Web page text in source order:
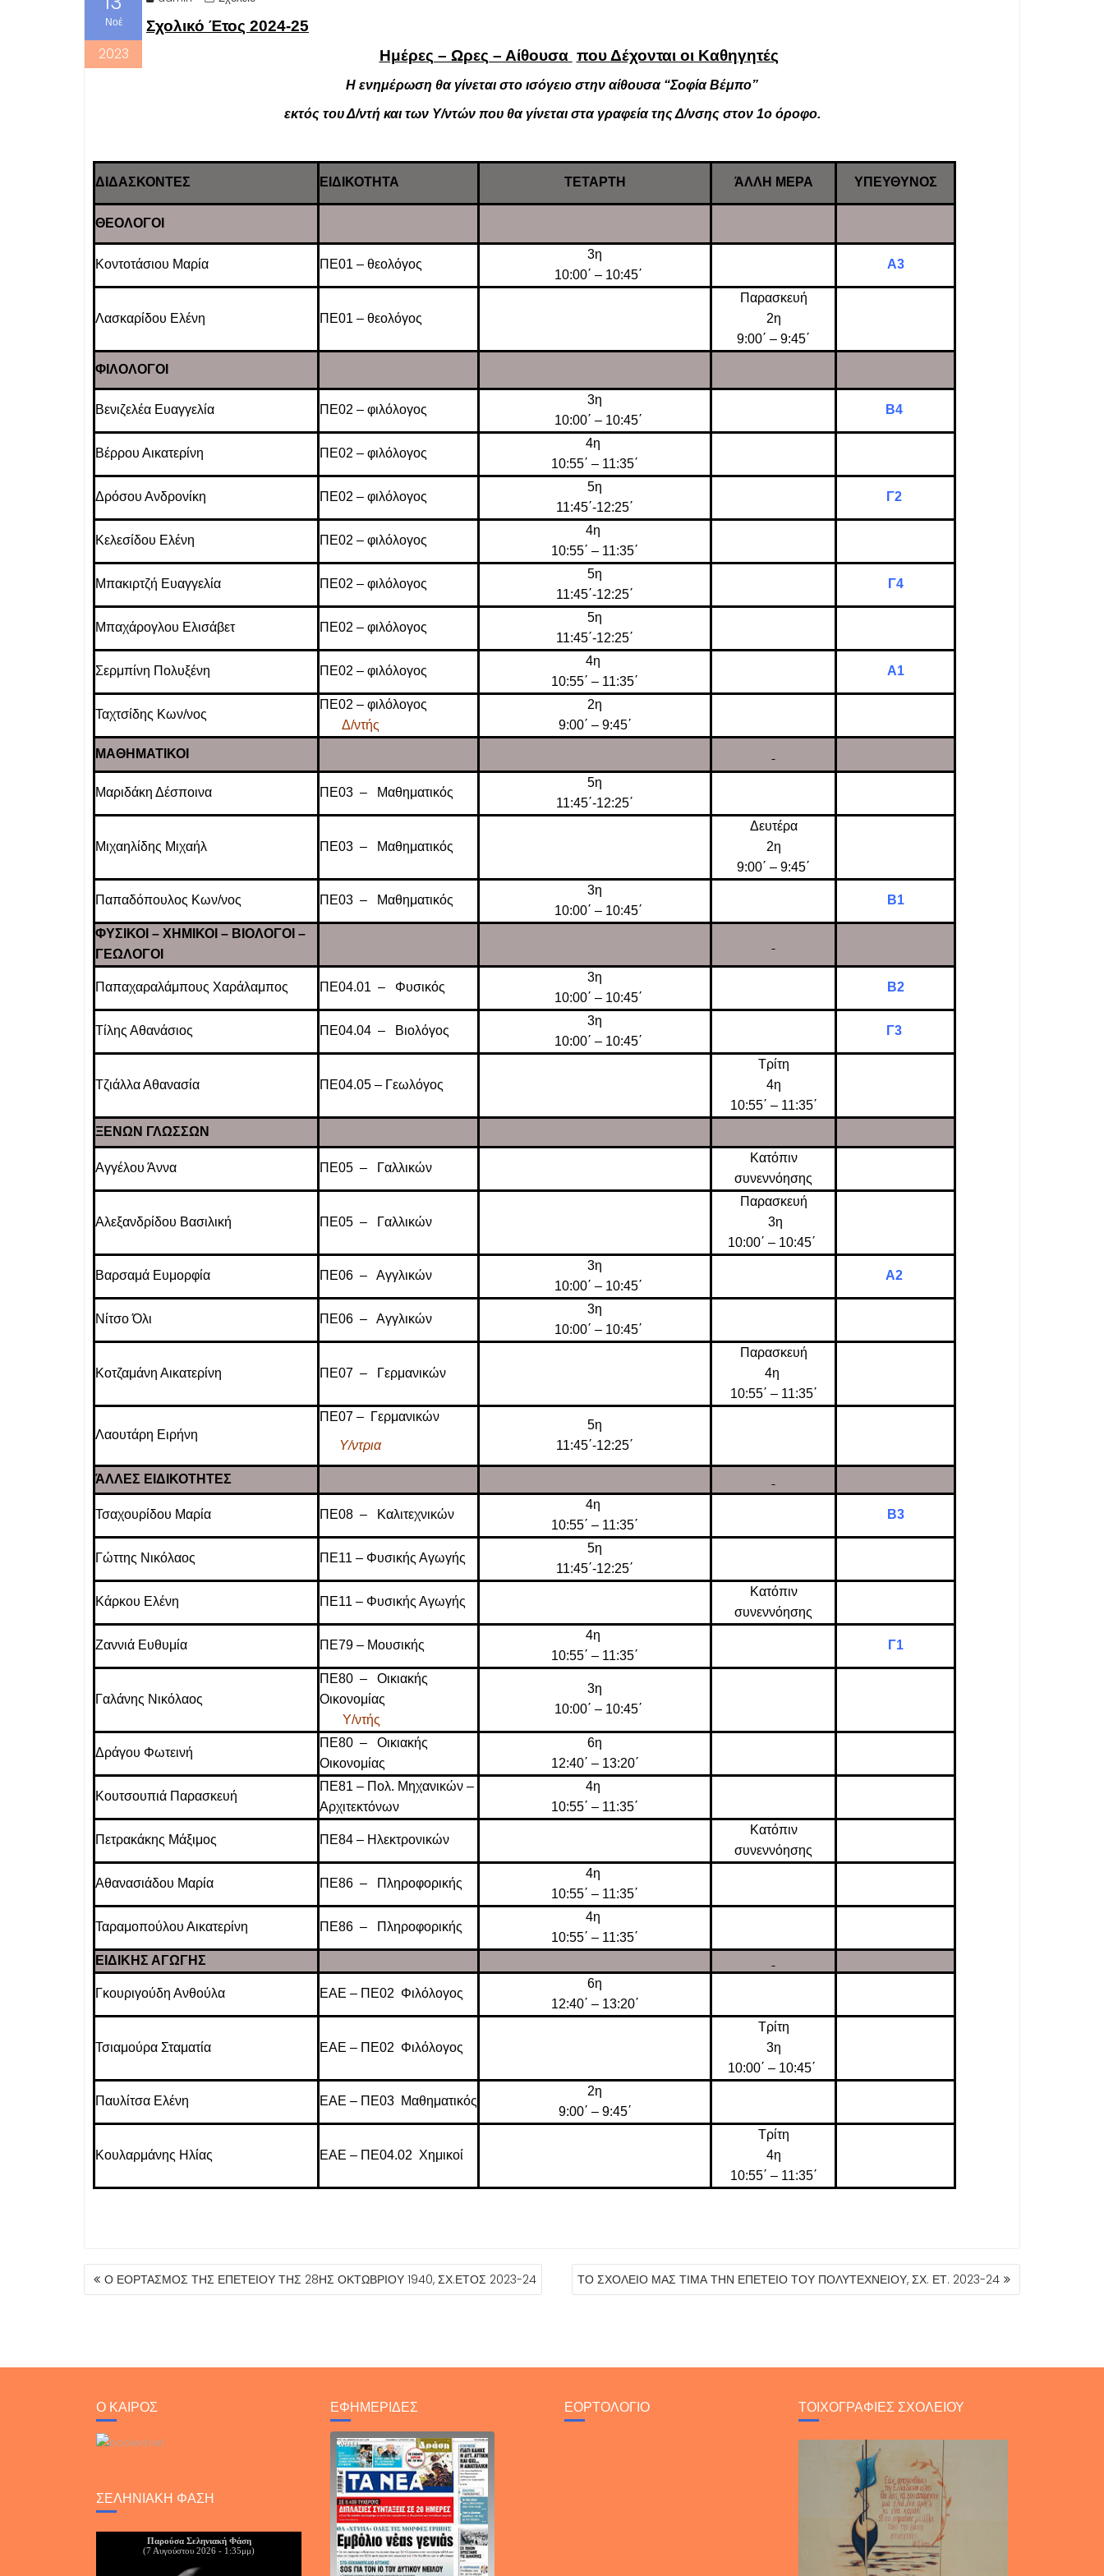
Νοέ
2023
Σχολικό Έτος 2024-25
Ημέρες – Ωρες – Αίθουσα που Δέχονται οι Καθηγητές
Η ενημέρωση θα γίνεται στο ισόγειο στην αίθουσα “Σοφία Βέμπο”
εκτός του Δ/ντή και των Υ/ντών που θα γίνεται στα γραφεία της Δ/νσης στον 1ο όροφο.
ΔΙΔΑΣΚΟΝΤΕΣ ΕΙΔΙΚΟΤΗΤΑ ΤΕΤΑΡΤΗ ΆΛΛΗ ΜΕΡΑ ΥΠΕΥΘΥΝΟΣ
ΘΕΟΛΟΓΟΙ
Κοντοτάσιου Μαρία ΠΕ01 – θεολόγος
3η
10:00΄ – 10:45΄
Α3
Λασκαρίδου Ελένη ΠΕ01 – θεολόγος
Παρασκευή
2η
9:00΄ – 9:45΄
ΦΙΛΟΛΟΓΟΙ
Βενιζελέα Ευαγγελία ΠΕ02 – φιλόλογος
3η
10:00΄ – 10:45΄
Β4
Βέρρου Αικατερίνη ΠΕ02 – φιλόλογος
4η
10:55΄ – 11:35΄
Δρόσου Ανδρονίκη ΠΕ02 – φιλόλογος
5η
11:45΄-12:25΄
Γ2
Κελεσίδου Ελένη ΠΕ02 – φιλόλογος
4η
10:55΄ – 11:35΄
Μπακιρτζή Ευαγγελία ΠΕ02 – φιλόλογος
5η
11:45΄-12:25΄
Γ4
Μπαχάρογλου Ελισάβετ ΠΕ02 – φιλόλογος
5η
11:45΄-12:25΄
Σερμπίνη Πολυξένη ΠΕ02 – φιλόλογος
4η
10:55΄ – 11:35΄
Α1
Ταχτσίδης Κων/νος
ΠΕ02 – φιλόλογος
Δ/ντής
2η
9:00΄ – 9:45΄
ΜΑΘΗΜΑΤΙΚΟΙ
Μαριδάκη Δέσποινα ΠΕ03 – Μαθηματικός
5η
11:45΄-12:25΄
Μιχαηλίδης Μιχαήλ ΠΕ03 – Μαθηματικός
Δευτέρα
2η
9:00΄ – 9:45΄
Παπαδόπουλος Κων/νος ΠΕ03 – Μαθηματικός
3η
10:00΄ – 10:45΄
Β1
ΦΥΣΙΚΟΙ – ΧΗΜΙΚΟΙ – ΒΙΟΛΟΓΟΙ –
ΓΕΩΛΟΓΟΙ
Παπαχαραλάμπους Χαράλαμπος ΠΕ04.01 – Φυσικός
3η
10:00΄ – 10:45΄
Β2
Τίλης Αθανάσιος ΠΕ04.04 – Βιολόγος
3η
10:00΄ – 10:45΄
Γ3
Τζιάλλα Αθανασία ΠΕ04.05 – Γεωλόγος
Τρίτη
4η
10:55΄ – 11:35΄
ΞΕΝΩΝ ΓΛΩΣΣΩΝ
Αγγέλου Άννα ΠΕ05 – Γαλλικών
Κατόπιν
συνεννόησης
Αλεξανδρίδου Βασιλική ΠΕ05 – Γαλλικών
Παρασκευή
3η
10:00΄ – 10:45΄
Βαρσαμά Ευμορφία ΠΕ06 – Αγγλικών
3η
10:00΄ – 10:45΄
Α2
Νίτσο Όλι ΠΕ06 – Αγγλικών
3η
10:00΄ – 10:45΄
Κοτζαμάνη Αικατερίνη ΠΕ07 – Γερμανικών
Παρασκευή
4η
10:55΄ – 11:35΄
Λαουτάρη Ειρήνη
ΠΕ07 – Γερμανικών
Υ/ντρια
5η
11:45΄-12:25΄
ΆΛΛΕΣ ΕΙΔΙΚΟΤΗΤΕΣ
Τσαχουρίδου Μαρία ΠΕ08 – Καλιτεχνικών
4η
10:55΄ – 11:35΄
Β3
Γώττης Νικόλαος ΠΕ11 – Φυσικής Αγωγής
5η
11:45΄-12:25΄
Κάρκου Ελένη ΠΕ11 – Φυσικής Αγωγής
Κατόπιν
συνεννόησης
Ζαννιά Ευθυμία ΠΕ79 – Μουσικής
4η
10:55΄ – 11:35΄
Γ1
Γαλάνης Νικόλαος
ΠΕ80 – Οικιακής
Οικονομίας
Υ/ντής
3η
10:00΄ – 10:45΄
Δράγου Φωτεινή
ΠΕ80 – Οικιακής
Οικονομίας
6η
12:40΄ – 13:20΄
Κουτσουπιά Παρασκευή
ΠΕ81 – Πολ. Μηχανικών –
Αρχιτεκτόνων
4η
10:55΄ – 11:35΄
Πετρακάκης Μάξιμος ΠΕ84 – Ηλεκτρονικών
Κατόπιν
συνεννόησης
Αθανασιάδου Μαρία ΠΕ86 – Πληροφορικής
4η
10:55΄ – 11:35΄
Ταραμοπούλου Αικατερίνη ΠΕ86 – Πληροφορικής
4η
10:55΄ – 11:35΄
ΕΙΔΙΚΗΣ ΑΓΩΓΗΣ
Γκουριγούδη Ανθούλα ΕΑΕ – ΠΕ02 Φιλόλογος
6η
12:40΄ – 13:20΄
Τσιαμούρα Σταματία ΕΑΕ – ΠΕ02 Φιλόλογος
Τρίτη
3η
10:00΄ – 10:45΄
Παυλίτσα Ελένη ΕΑΕ – ΠΕ03 Μαθηματικός
2η
9:00΄ – 9:45΄
Κουλαρμάνης Ηλίας ΕΑΕ – ΠΕ04.02 Χημικοί
Τρίτη
4η
10:55΄ – 11:35΄
ΠΛΟΉΓΗΣΗ
ΆΡΘΡΩΝ
Ο ΕΟΡΤΑΣΜΟΣ ΤΗΣ ΕΠΕΤΕΙΟΥ ΤΗΣ 28ΗΣ ΟΚΤΩΒΡΙΟΥ 1940, ΣΧ.ΕΤΟΣ 2023-24 ΤΟ ΣΧΟΛΕΙΟ ΜΑΣ ΤΙΜΑ ΤΗΝ ΕΠΕΤΕΙΟ ΤΟΥ ΠΟΛΥΤΕΧΝΕΙΟΥ, ΣΧ. ΕΤ. 2023-24
Ο ΚΑΙΡΟΣ
ΣΕΛΗΝΙΑΚΉ ΦΆΣΗ
Παρούσα Σεληνιακή Φάση
(7 Αυγούστου 2026 - 1:35μμ)
ΕΦΗΜΕΡΙΔΕΣ ΕΟΡΤΟΛΟΓΙΟ ΤΟΙΧΟΓΡΑΦΙΕΣ ΣΧΟΛΕΙΟΥ